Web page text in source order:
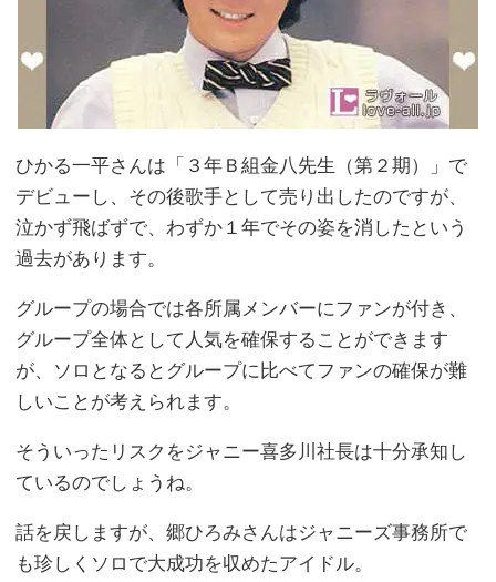
ひかる一平さんは「３年Ｂ組金八先生（第２期）」で
デビューし、その後歌手として売り出したのですが、
泣かず飛ばずで、わずか１年でその姿を消したという
過去があります。
グループの場合では各所属メンバーにファンが付き、
グループ全体として人気を確保することができます
が、ソロとなるとグループに比べてファンの確保が難
しいことが考えられます。
そういったリスクをジャニー喜多川社長は十分承知し
ているのでしょうね。
話を戻しますが、郷ひろみさんはジャニーズ事務所で
も珍しくソロで大成功を収めたアイドル。